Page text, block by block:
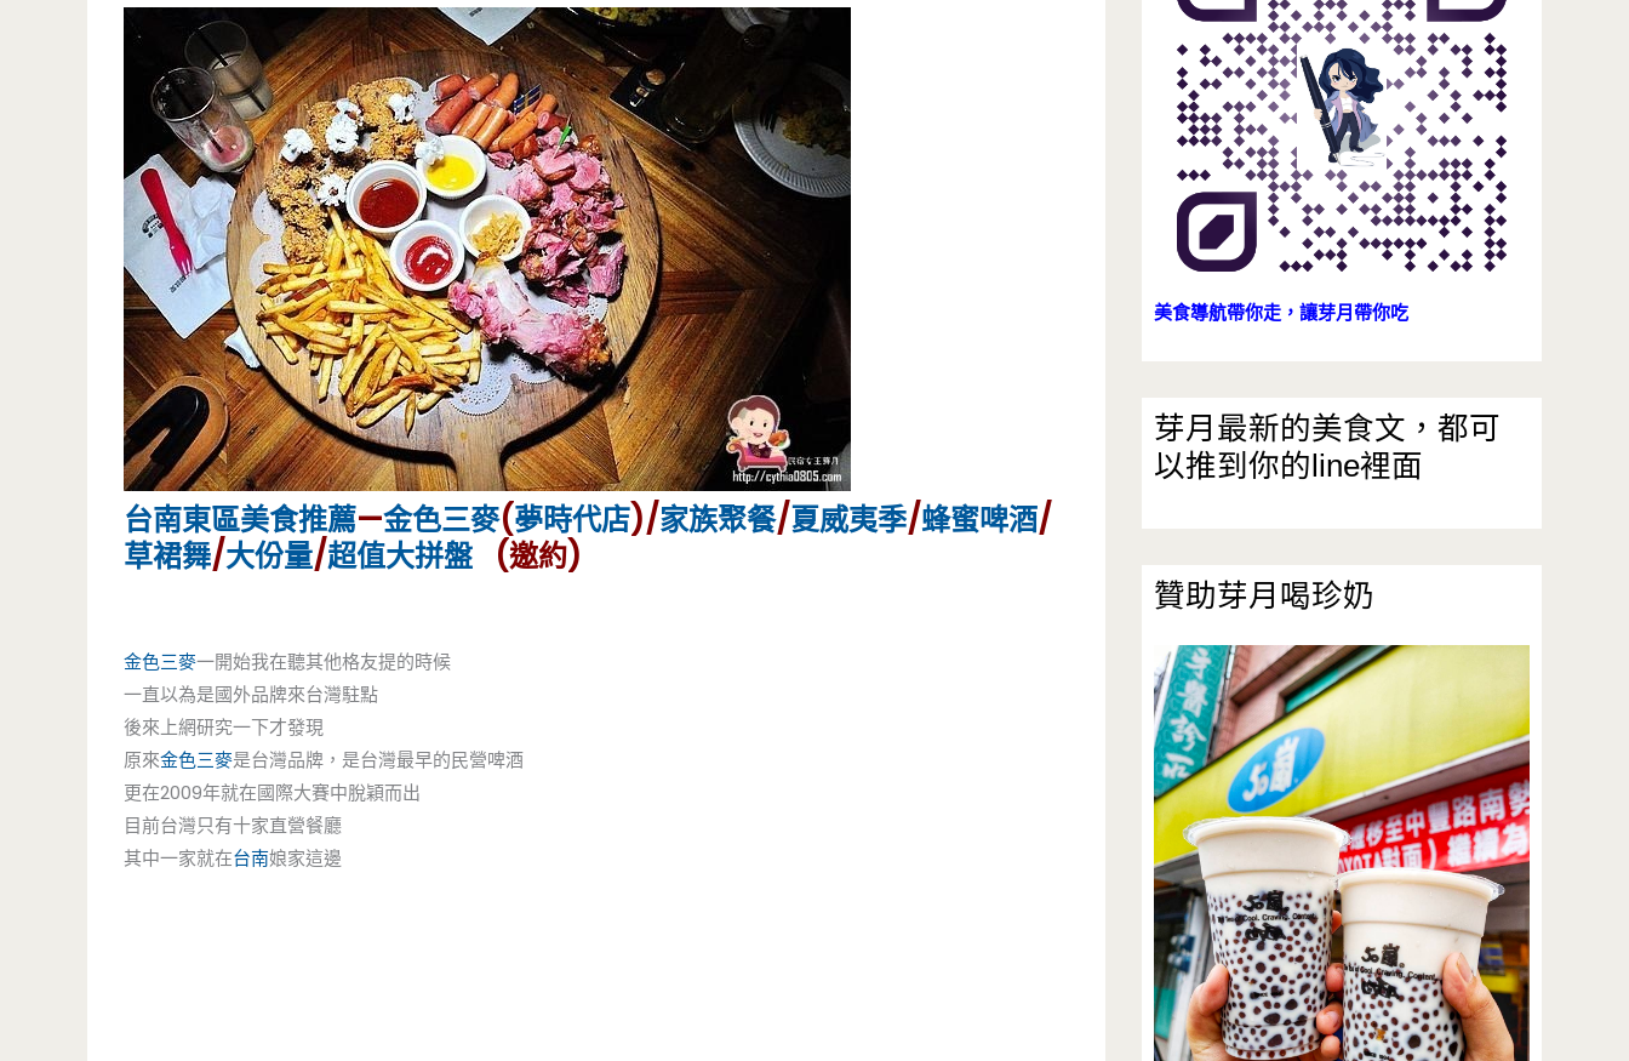
台南東區美食推薦—金色三麥(夢時代店)/家族聚餐/夏威夷季/蜂蜜啤酒/
草裙舞/大份量/超值大拼盤 (邀約)
金色三麥一開始我在聽其他格友提的時候
一直以為是國外品牌來台灣駐點
後來上網研究一下才發現
原來金色三麥是台灣品牌，是台灣最早的民營啤酒
更在2009年就在國際大賽中脫穎而出
目前台灣只有十家直營餐廳
其中一家就在台南娘家這邊
美食導航帶你走，讓芽月帶你吃
芽月最新的美食文，都可
以推到你的line裡面
贊助芽月喝珍奶